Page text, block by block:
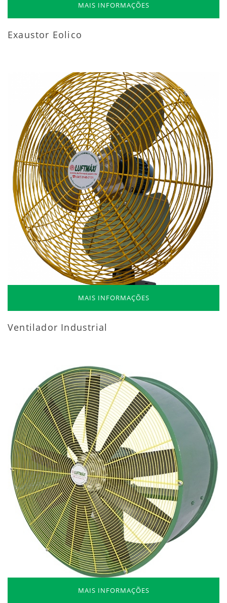
MAIS INFORMAÇÕES
Exaustor Eolico
MAIS INFORMAÇÕES
Ventilador Industrial
MAIS INFORMAÇÕES